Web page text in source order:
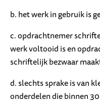
b. het werk in gebruik is
c. opdrachtnemer
werk voltooid is en
schriftelijk bezwaar
d. slechts sprake is van
onderdelen die binnen